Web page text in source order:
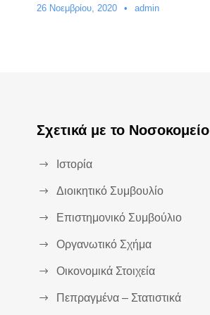
26 Νοεμβρίου, 2020 • admin
Σχετικά με το Νοσοκομείο
Ιστορία
Διοικητικό Συμβουλίο
Επιστημονικό Συμβούλιο
Οργανωτικό Σχήμα
Οικονομικά Στοιχεία
Πεπραγμένα – Στατιστικά